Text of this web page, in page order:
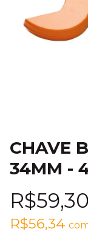
CHAVE
34MM -
R$59,30
R$56,34